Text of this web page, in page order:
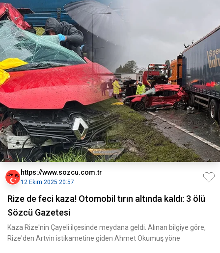
https://www.sozcu.com.tr
12 Ekim 2025 20:57
Rize de feci kaza! Otomobil tırın altında kaldı: 3 ölü
Sözcü Gazetesi
Kaza Rize'nin Çayeli ilçesinde meydana geldi. Alınan bilgiye göre,
Rize'den Artvin istikametine giden Ahmet Okumuş yöne